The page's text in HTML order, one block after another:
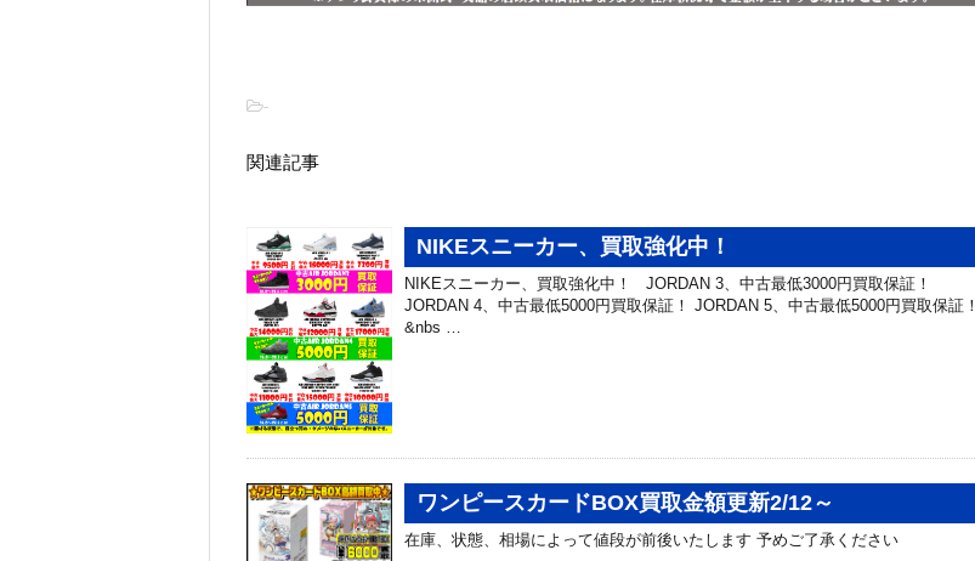
-
関連記事
NIKEスニーカー、買取強化中！
NIKEスニーカー、買取強化中！ JORDAN 3、中古最低3000円買取保証！
JORDAN 4、中古最低5000円買取保証！ JORDAN 5、中古最低5000円買取保証！
&nbs …
ワンピースカードBOX買取金額更新2/12～
在庫、状態、相場によって値段が前後いたします 予めご了承ください